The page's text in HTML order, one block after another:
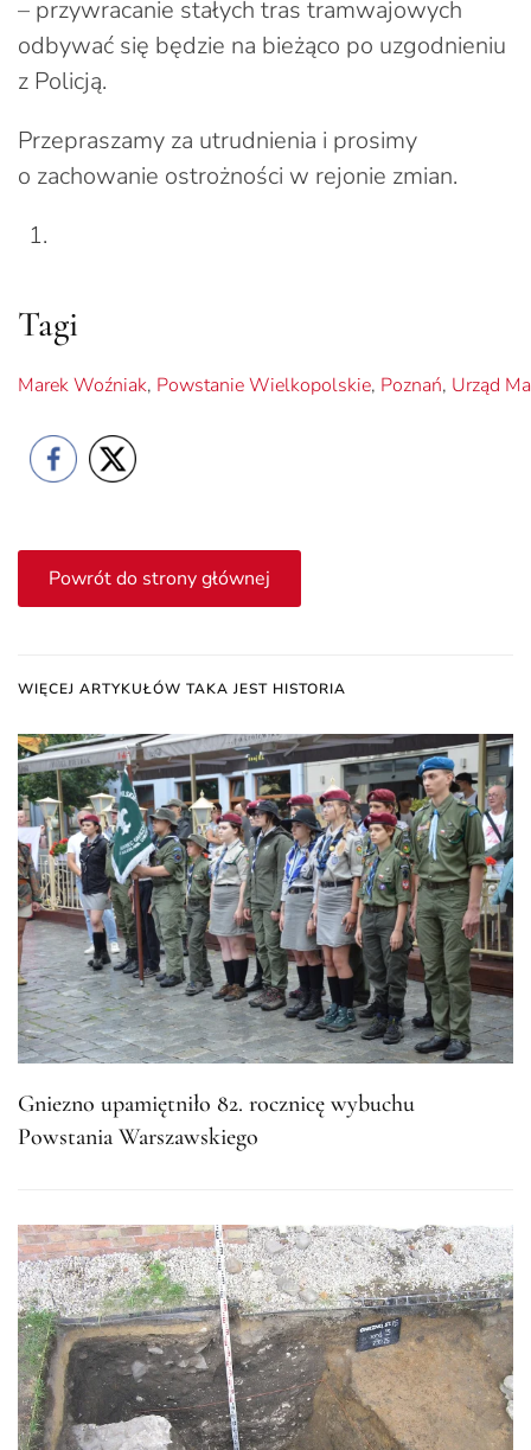
– przywracanie stałych tras tramwajowych
odbywać się będzie na bieżąco po uzgodnieniu
z Policją.
Przepraszamy za utrudnienia i prosimy
o zachowanie ostrożności w rejonie zmian.
Tagi
Marek Woźniak, Powstanie Wielkopolskie, Poznań, Urząd
Powrót do strony głównej
WIĘCEJ ARTYKUŁÓW TAKA JEST HISTORIA
Gniezno upamiętniło 82. rocznicę wybuchu
Powstania Warszawskiego